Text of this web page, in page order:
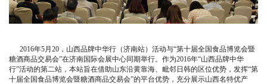
2016年5月20，山西品牌中华行（济南站）活动与“第十届全国食品博览会暨
糖酒商品交易会”在济南国际会展中心同期举行。作为2016年“山西品牌中华
行”活动的第二站，本站旨在借助山东沿黄靠海、毗邻日韩的区位优势，发挥“第
十届全国食品博览会暨糖酒商品交易会”的平台优势，充分展示山西名特优产